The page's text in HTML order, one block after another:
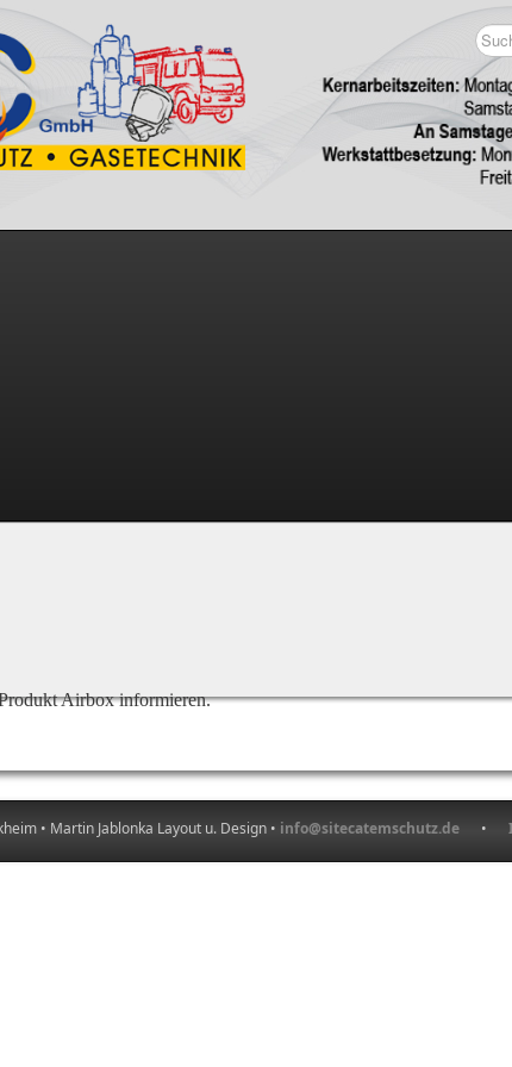
...
Airbox informieren.
• Martin Jablonka Layout u. Design • info@sitecatemschutz.de •